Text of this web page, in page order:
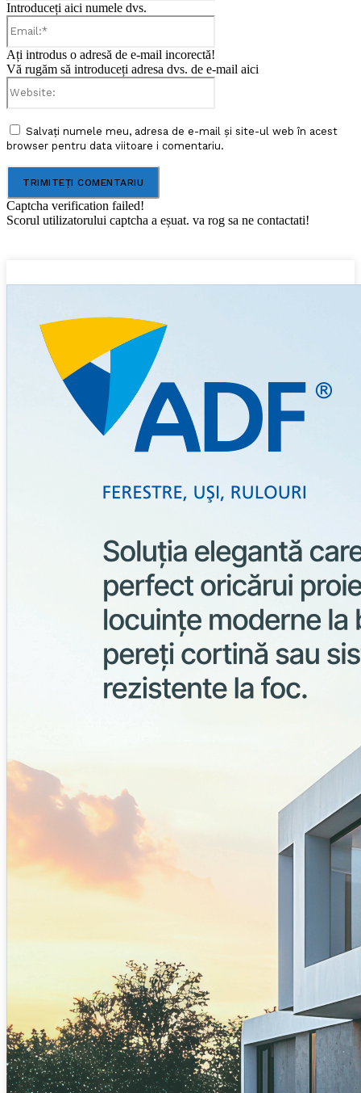
Introduceți aici numele dvs.
Ați introdus o adresă de e-mail incorectă!
Vă rugăm să introduceți adresa dvs. de e-mail aici
Salvați numele meu, adresa de e-mail și site-ul web în acest
browser pentru data viitoare i comentariu.
Captcha verification failed!
Scorul utilizatorului captcha a eșuat. va rog sa ne contactati!